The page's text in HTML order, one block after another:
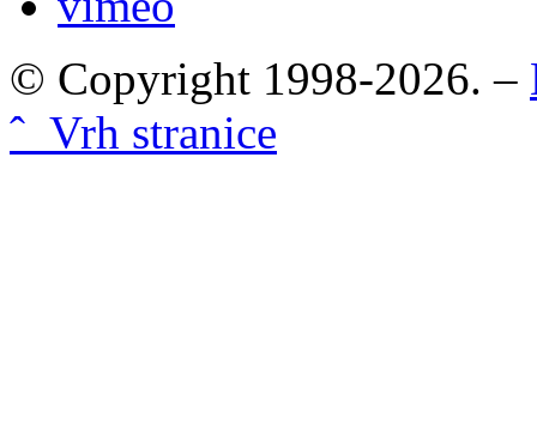
© Copyright 1998-2026. –
ˆ Vrh stranice